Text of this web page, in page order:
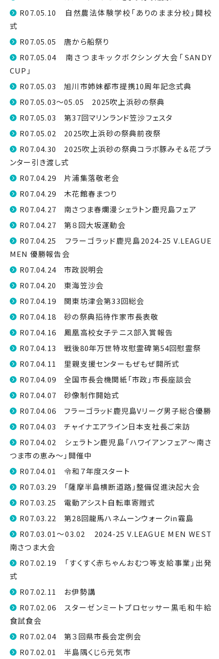
R07.05.10 自然農法体験学校「ありのまま分校」開校
式
R07.05.05 唐から船祭り
R07.05.04 南さつまキックボクシング大会「SANDY
CUP」
R07.05.03 旭川市姉妹都市提携10周年記念式典
R07.05.03～05.05 2025吹上浜砂の祭典
R07.05.03 第37回マリンランド笠沙フェスタ
R07.05.02 2025吹上浜砂の祭典前夜祭
R07.04.30 2025吹上浜砂の祭典コラボ豚みそ＆花プラ
ンター引き渡し式
R07.04.29 片浦集落敬老会
R07.04.29 木花館春まつり
R07.04.27 南さつま春爛漫シェラトン鹿児島フェア
R07.04.27 第８回大坂運動会
R07.04.25 フラーゴラッド鹿児島2024-25 V.LEAGUE
MEN 優勝報告会
R07.04.24 市政説明会
R07.04.20 東海笠沙会
R07.04.19 関東坊津会第33回総会
R07.04.18 砂の祭典招待作家市長表敬
R07.04.16 鳳凰高校女子テニス部入賞報告
R07.04.13 戦後80年万世特攻慰霊碑第54回慰霊祭
R07.04.11 里親支援センターもぜもぜ開所式
R07.04.09 全国市長会機関紙「市政」市長座談会
R07.04.07 砂像制作開始式
R07.04.06 フラーゴラッド鹿児島Vリーグ男子総合優勝
R07.04.03 チャイナエアライン日本支社長ご来訪
R07.04.02 シェラトン鹿児島「ハワイアンフェア〜南さ
つま市の恵み〜」開催中
R07.04.01 令和７年度スタート
R07.03.29 「薩摩半島横断道路」整備促進決起大会
R07.03.25 電動アシスト自転車寄贈式
R07.03.22 第28回龍馬ハネムーンウォークin霧島
R07.03.01～03.02 2024-25 V.LEAGUE MEN WEST
南さつま大会
R07.02.19 「すくすく赤ちゃんおむつ等支給事業」出発
式
R07.02.11 お伊勢講
R07.02.06 スターゼンミートプロセッサー黒毛和牛給
食試食会
R07.02.04 第３回県市長会定例会
R07.02.01 半島隅くじら元気市